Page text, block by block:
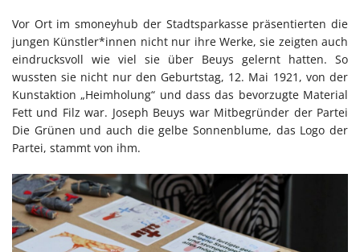
Vor Ort im smoneyhub der Stadtsparkasse präsentierten die
jungen Künstler*innen nicht nur ihre Werke, sie zeigten auch
eindrucksvoll wie viel sie über Beuys gelernt hatten. So
wussten sie nicht nur den Geburtstag, 12. Mai 1921, von der
Kunstaktion „Heimholung“ und dass das bevorzugte Material
Fett und Filz war. Joseph Beuys war Mitbegründer der Partei
Die Grünen und auch die gelbe Sonnenblume, das Logo der
Partei, stammt von ihm.